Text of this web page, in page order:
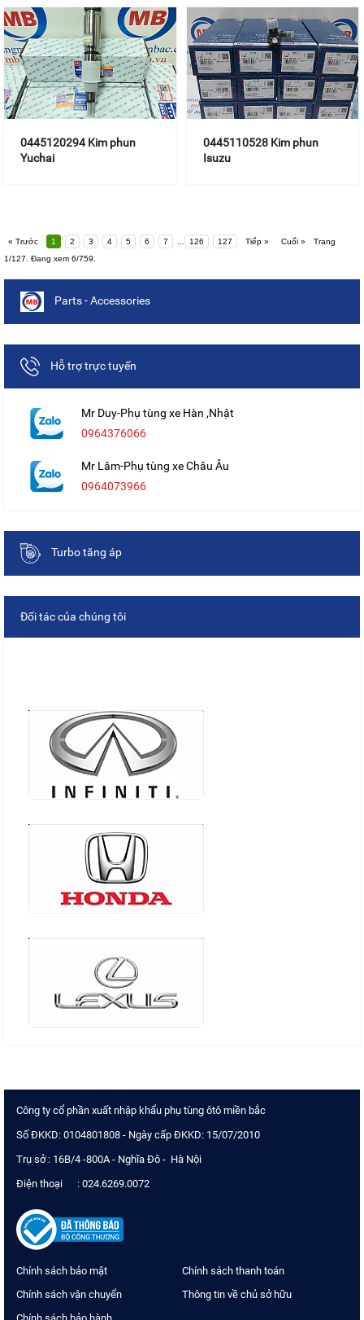
0445120294 Kim phun
Yuchai
0445110528 Kim phun
Isuzu
« Trước 1 2 3 4 5 6 7 126 127 Tiếp » Cuối »
Trang
1/127. Đang xem 6/759.
Parts - Accessories
Hỗ trợ trực tuyến
Mr Duy-Phụ tùng xe Hàn ,Nhật
0964376066
Mr Lâm-Phụ tùng xe Châu Âu
0964073966
Turbo tăng áp
Đối tác của chúng tôi
Công ty cổ phần xuất nhập khẩu phụ tùng ôtô miền bắc
Số ĐKKD: 0104801808 - Ngày cấp ĐKKD: 15/07/2010
Trụ sở : 16B/4 -800A - Nghĩa Đô - Hà Nội
Điện thoại : 024.6269.0072
Chính sách bảo mật
Chính sách thanh toán
Chính sách vận chuyển
Thông tin về chủ sở hữu
Chính sách bảo hành